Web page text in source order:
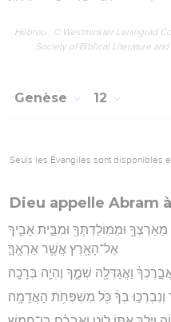
Hébreu : © Westminster Leningrad
Society of Biblical Literature
Genèse 12
Seuls les Évangiles sont disponibles
Dieu appelle Abram
מֵאַרְצְךָ֥ וּמִמּֽוֹלַדְתְּךָ֖ וּמִבֵּ֣ית אָבִ֑יךָ
אֶל־הָאָ֖רֶץ אֲשֶׁ֥ר אַרְאֶֽךָּ׃
וַאֲגַדְּלָ֖ה שְׁמֶ֑ךָ וֶהְיֵ֖ה בְּרָכָֽה׃
וְנִבְרְכ֣וּ בְךָ֔ כֹּ֖ל מִשְׁפְּחֹ֥ת הָאֲדָמָֽה׃